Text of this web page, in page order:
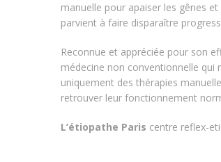
manuelle pour apaiser les gênes
parvient à faire disparaître
Reconnue et appréciée pour son
médecine non conventionnelle qui
uniquement des thérapies
retrouver leur fonctionnement
L’étiopathe Paris centre reflex-